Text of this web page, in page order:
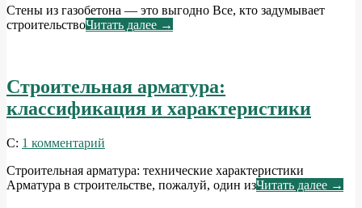
23
Стены из газобетона — это выгодно Все, кто задумывает
строительствоЧитать далее →
Строительная арматура:
классификация и характеристики
2014-
07
С: 1 комментарий
Строительная арматура: технические характеристики
Арматура в строительстве, пожалуй, один изЧитать далее →